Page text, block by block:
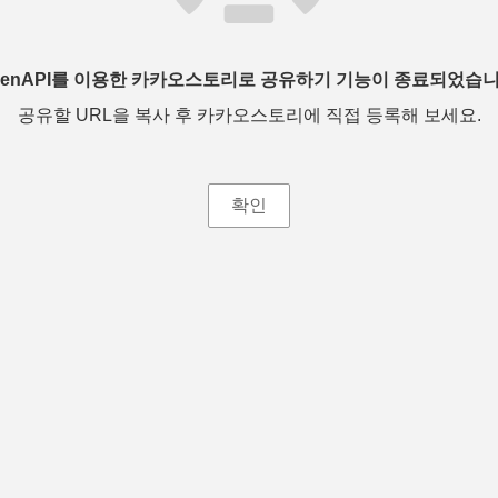
를 이용한 카카오스토리로 공유하기 기능이 종료되었습
공유할 URL을 복사 후 카카오스토리에 직접 등록해 보세요.
확인